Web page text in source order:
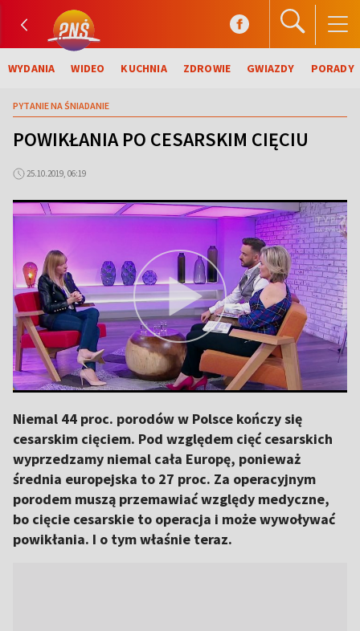
WYDANIA WIDEO KUCHNIA ZDROWIE GWIAZDY PORADY
PYTANIE NA ŚNIADANIE
POWIKŁANIA PO CESARSKIM CIĘCIU
25.10.2019, 06:19
Niemal 44 proc. porodów w Polsce kończy się
cesarskim cięciem. Pod względem cięć cesarskich
wyprzedzamy niemal cała Europę, ponieważ
średnia europejska to 27 proc. Za operacyjnym
porodem muszą przemawiać względy medyczne,
bo cięcie cesarskie to operacja i może wywoływać
powikłania. I o tym właśnie teraz.